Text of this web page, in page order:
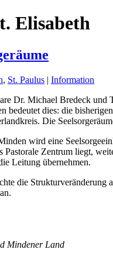
Elisabeth
, St. Paulus | Information
Dr. Michael Bredeck
bedeutet dies: die
Die
wird eine
Zentrum liegt,
Leitung übernehmen.
die Strukturveränderung
Mindener Land